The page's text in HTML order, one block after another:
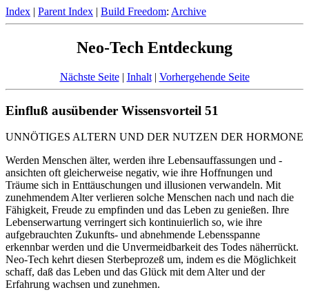
Index | Parent Index | Build Freedom: Archive
Neo-Tech Entdeckung
Nächste Seite| Inhalt| Vorhergehende Seite
Einfluß ausübender Wissensvorteil 51
UNNÖTIGES ALTERN UND DER NUTZEN DER HORMONE
Werden Menschen älter, werden ihre Lebensauffassungen und -
ansichten oft gleicherweise negativ, wie ihre Hoffnungen und
Träume sich in Enttäuschungen und illusionen verwandeln. Mit
zunehmendem Alter verlieren solche Menschen nach und nach die
Fähigkeit, Freude zu empfinden und das Leben zu genießen. Ihre
Lebenserwartung verringert sich kontinuierlich so, wie ihre
aufgebrauchten Zukunfts- und abnehmende Lebensspanne
erkennbar werden und die Unvermeidbarkeit des Todes näherrückt.
Neo-Tech kehrt diesen Sterbeprozeß um, indem es die Möglichkeit
schaff, daß das Leben und das Glück mit dem Alter und der
Erfahrung wachsen und zunehmen.